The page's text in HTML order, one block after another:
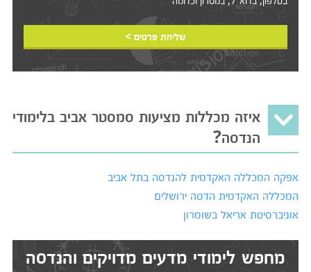
שליחת פרטים >
איזה מכללות מציעות סמסטר אביב בלימודי
הנדסה?
אפקה המכללה האקדמית להנדסה בתל אביב
המכללה האקדמית הדסה ירושלים
אוניברסיטת אריאל בשומרון
מחפש לימודי מדעים מדויקים והנדסה